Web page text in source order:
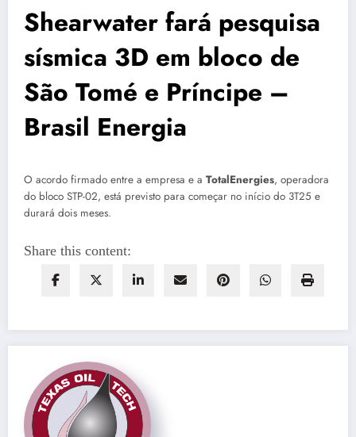
Shearwater fará pesquisa
sísmica 3D em bloco de
São Tomé e Príncipe –
Brasil Energia
O acordo firmado entre a empresa e a TotalEnergies, operadora
do bloco STP-02, está previsto para começar no início do 3T25 e
durará dois meses.
Share this content: